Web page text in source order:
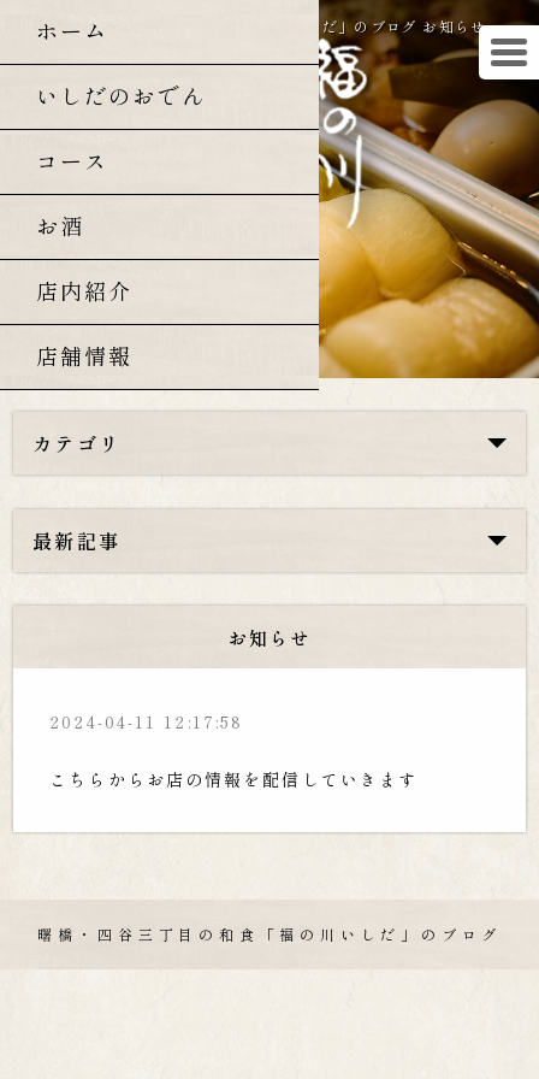
曙橋・四谷三丁目の和食「福の川いしだ」のブログ お知らせ
ホーム
いしだのおでん
コース
お酒
店内紹介
店舗情報
カテゴリ
最新記事
お知らせ
2024-04-11 12:17:58
こちらからお店の情報を配信していきます
曙橋・四谷三丁目の和食「福の川いしだ」のブログ